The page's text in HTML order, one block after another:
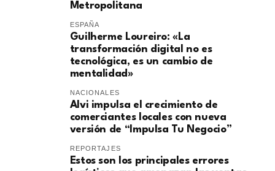
Metropolitana
ESPAÑA
Guilherme Loureiro: «La
transformación digital no es
tecnológica, es un cambio de
mentalidad»
NACIONALES
Alvi impulsa el crecimiento de
comerciantes locales con nueva
versión de “Impulsa Tu Negocio”
REPORTAJES
Estos son los principales errores